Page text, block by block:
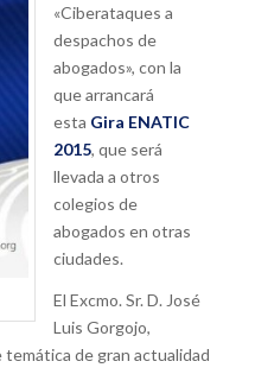
«Ciberataques a
despachos de
abogados», con la
que arrancará
esta Gira ENATIC
2015, que será
llevada a otros
colegios de
abogados en otras
ciudades.
El Excmo. Sr. D. José
Luis Gorgojo,
temática de gran actualidad